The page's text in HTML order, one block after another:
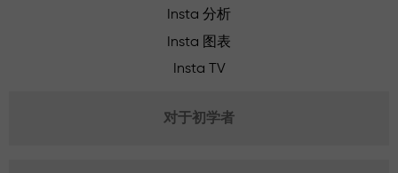
Insta 分析
Insta 图表
Insta TV
对于初学者